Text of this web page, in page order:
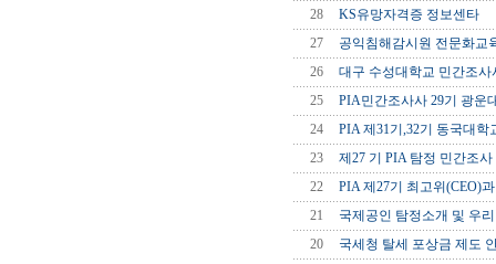
28
KS유망자격증 정보센타
27
공익침해감시원 전문화교
26
대구 수성대학교 민간조사
25
PIA민간조사사 29기 광운
24
PIA 제31기,32기 동국대학
23
제27 기 PIA 탐정 민간조
22
PIA 제27기 최고위(CEO)
21
국제공인 탐정소개 및 우
20
국세청 탈세 포상금 제도